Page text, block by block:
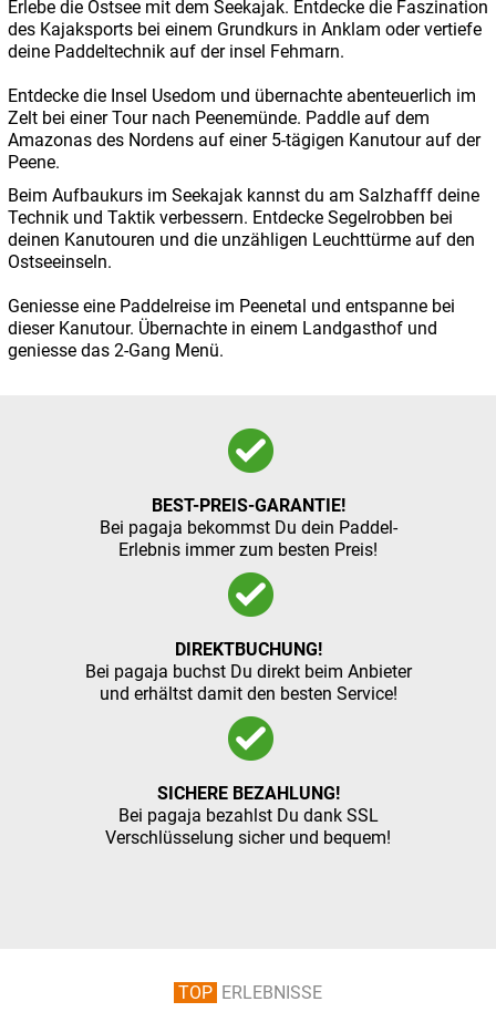
Erlebe die Ostsee mit dem Seekajak. Entdecke die Faszination
des Kajaksports bei einem Grundkurs in Anklam oder vertiefe
deine Paddeltechnik auf der insel Fehmarn.
Entdecke die Insel Usedom und übernachte abenteuerlich im
Zelt bei einer Tour nach Peenemünde. Paddle auf dem
Amazonas des Nordens auf einer 5-tägigen Kanutour auf der
Peene.
Beim Aufbaukurs im Seekajak kannst du am Salzhafff deine
Technik und Taktik verbessern. Entdecke Segelrobben bei
deinen Kanutouren und die unzähligen Leuchttürme auf den
Ostseeinseln.
Geniesse eine Paddelreise im Peenetal und entspanne bei
dieser Kanutour. Übernachte in einem Landgasthof und
geniesse das 2-Gang Menü.
BEST-PREIS-GARANTIE!
Bei pagaja bekommst Du dein Paddel-
Erlebnis immer zum besten Preis!
DIREKTBUCHUNG!
Bei pagaja buchst Du direkt beim Anbieter
und erhältst damit den besten Service!
SICHERE BEZAHLUNG!
Bei pagaja bezahlst Du dank SSL
Verschlüsselung sicher und bequem!
TOP ERLEBNISSE